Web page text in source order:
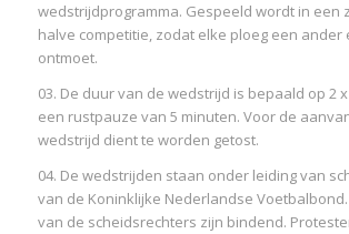
wedstrijdprogramma. Gespeeld wordt in een
halve competitie, zodat elke ploeg een ander
ontmoet.
03. De duur van de wedstrijd is bepaald op 2
een rustpauze van 5 minuten. Voor de
wedstrijd dient te worden getost.
04. De wedstrijden staan onder leiding van
van de Koninklijke Nederlandse
van de scheidsrechters zijn bindend.